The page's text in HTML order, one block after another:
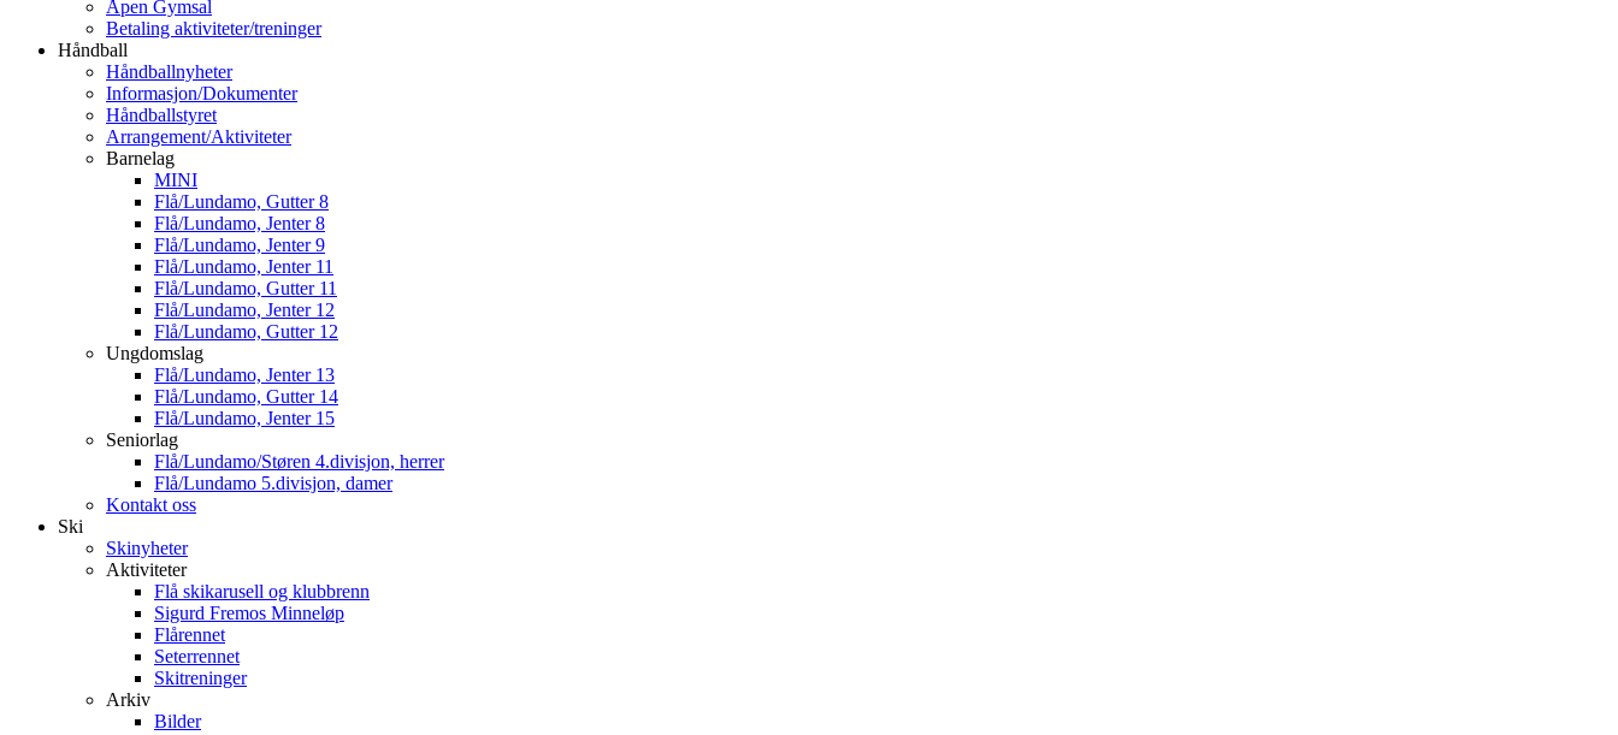
Åpen Gymsal
Betaling aktiviteter/treninger
Håndball
Håndballnyheter
Informasjon/Dokumenter
Håndballstyret
Arrangement/Aktiviteter
Barnelag
MINI
Flå/Lundamo, Gutter 8
Flå/Lundamo, Jenter 8
Flå/Lundamo, Jenter 9
Flå/Lundamo, Jenter 11
Flå/Lundamo, Gutter 11
Flå/Lundamo, Jenter 12
Flå/Lundamo, Gutter 12
Ungdomslag
Flå/Lundamo, Jenter 13
Flå/Lundamo, Gutter 14
Flå/Lundamo, Jenter 15
Seniorlag
Flå/Lundamo/Støren 4.divisjon, herrer
Flå/Lundamo 5.divisjon, damer
Kontakt oss
Ski
Skinyheter
Aktiviteter
Flå skikarusell og klubbrenn
Sigurd Fremos Minneløp
Flårennet
Seterrennet
Skitreninger
Arkiv
Bilder